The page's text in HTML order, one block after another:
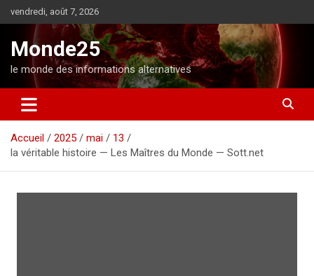
l
o
e
vendredi, août 7, 2026
Monde25
le monde des informations alternatives
Accueil 2025 mai
13
la véritable histoire — Les Maîtres du Monde — Sott.net